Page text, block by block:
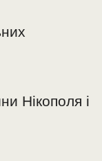
Нікополя і